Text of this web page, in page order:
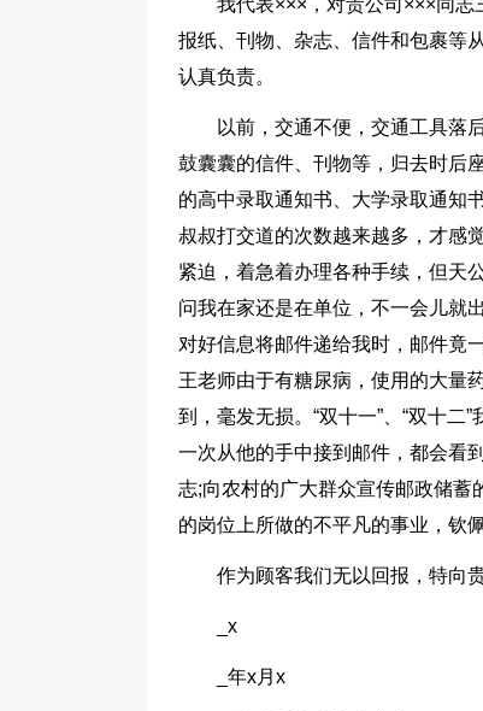
我代表×××，对贵公司×××同
报纸、刊物、杂志、信件和包裹等
认真负责。
以前，交通不便，交通工具落
鼓囊囊的信件、刊物等，归去时后
的高中录取通知书、大学录取通知
叔叔打交道的次数越来越多，才感
紧迫，着急着办理各种手续，但天
问我在家还是在单位，不一会儿就
对好信息将邮件递给我时，邮件竟
王老师由于有糖尿病，使用的大量
到，毫发无损。“双十一”、“双十
一次从他的手中接到邮件，都会看
志;向农村的广大群众宣传邮政储蓄
的岗位上所做的不平凡的事业，钦
作为顾客我们无以回报，特向
_x
_年x月x